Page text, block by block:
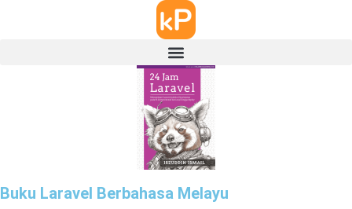
Buku Laravel Berbahasa Melayu